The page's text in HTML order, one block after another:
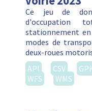
Ce jeu de
d'occupation
stationnement
modes de
deux-roues
API
CSV
WFS
WMS